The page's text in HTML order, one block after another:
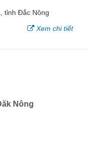
tỉnh Đắc Nông
Xem chi tiết
Nông